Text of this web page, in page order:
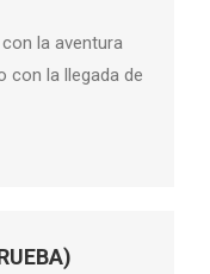
la aventura
con la llegada de